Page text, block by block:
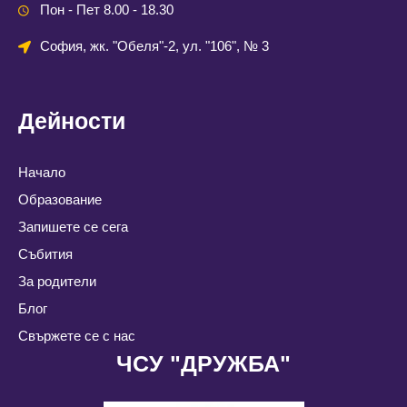
Пон - Пет 8.00 - 18.30
София, жк. "Обеля"-2, ул. "106", № 3
Дейности
Начало
Образование
Запишете се сега
Събития
За родители
Блог
Свържете се с нас
ЧСУ "ДРУЖБА"